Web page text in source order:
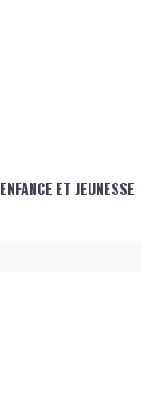
ENFANCE ET JEUNESSE